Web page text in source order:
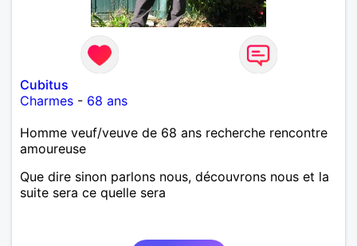
Cubitus
Charmes - 68 ans
Homme veuf/veuve de 68 ans recherche rencontre
amoureuse
Que dire sinon parlons nous, découvrons nous et la
suite sera ce quelle sera